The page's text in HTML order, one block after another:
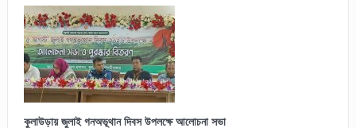
কুলাউড়ায় জুলাই গনঅভূথান দিবস উপলক্ষে আলোচনা সভা